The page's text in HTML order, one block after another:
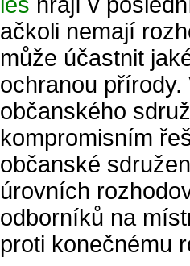
ačkoli nemají
může účastnit
ochranou
občanského
kompromisním
občanské
úrovních
odborníků na
proti konečnému